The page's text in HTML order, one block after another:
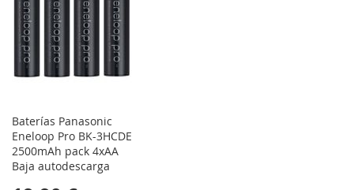
Baterías Panasonic
Eneloop Pro BK-3HCDE
2500mAh pack 4xAA
Baja autodescarga